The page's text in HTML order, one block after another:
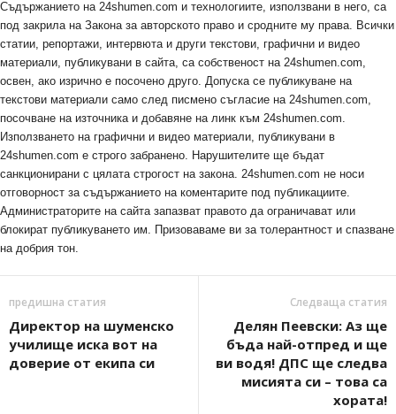
Съдържанието на 24shumen.com и технологиите, използвани в него, са
под закрила на Закона за авторското право и сродните му права. Всички
статии, репортажи, интервюта и други текстови, графични и видео
материали, публикувани в сайта, са собственост на 24shumen.com,
освен, ако изрично е посочено друго. Допуска се публикуване на
текстови материали само след писмено съгласие на 24shumen.com,
посочване на източника и добавяне на линк към 24shumen.com.
Използването на графични и видео материали, публикувани в
24shumen.com е строго забранено. Нарушителите ще бъдат
санкционирани с цялата строгост на закона. 24shumen.com не носи
отговорност за съдържанието на коментарите под публикациите.
Администраторите на сайта запазват правото да ограничават или
блокират публикуването им. Призоваваме ви за толерантност и спазване
на добрия тон.
предишна статия
Директор на шуменско
училище иска вот на
доверие от екипа си
Следваща статия
Делян Пеевски: Аз ще
бъда най-отпред и ще
ви водя! ДПС ще следва
мисията си – това са
хората!